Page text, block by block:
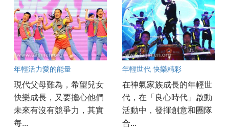
年輕活力愛的能量
現代父母難為，希望兒女
快樂成長，又要擔心他們
未來有沒有競爭力，其實
每...
年輕世代 快樂精彩
在神氣家族成長的年輕世
代，在「良心時代」啟動
活動中，發揮創意和團隊
合...